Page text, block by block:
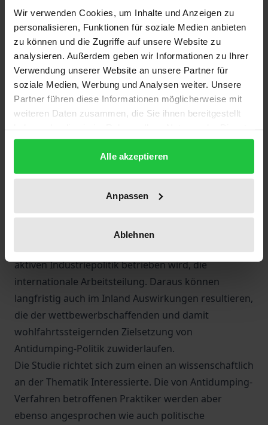
Wir verwenden Cookies, um Inhalte und Anzeigen zu
personalisieren, Funktionen für soziale Medien anbieten
zu können und die Zugriffe auf unsere Website zu
analysieren. Außerdem geben wir Informationen zu Ihrer
Verwendung unserer Website an unsere Partner für
soziale Medien, Werbung und Analysen weiter. Unsere
Partner führen diese Informationen möglicherweise mit
weiteren Daten zusammen, die Sie ihnen bereitgestellt
gesammelt haben.
Alle akzeptieren
Anpassen
Ablehnen
Antidumping-Verfahren weltweit dramatisch an. Die
Verfahren richten sich vermehrt gegen
Unternehmen aus ehemaligen Schwellenländern,
die im internationalen Wettbewerb mittlerweile Fuß
gefaßt haben.
Vor diesem Hintergrund zeigt die Autorin die
ökonomische Brisanz des handelspolitischen
am Beispiel der europäischen Antidumping-Politik,
daß konstituierende wettbewerbspolitische
Grundsätze international zunehmend in den
Hintergrund gedrängt werden. Im Gegensatz zur
ökonomischen Rationalität behindert Antidumping-
aktiven Industriepolitik betrieben wird, die
internationale Arbeitsteilung. Daraus können
langfristig auch im Inland Auswirkungen resultieren,
die der wettbewerbschaffenden und damit
wohlfahrtssteigernden Zielsetzung von
Antidumping-Politik zuwiderlaufen.
Die Studie richtet sich zum einen an wissenschaftlich
an der Thematik Interessierte. Die von Antidumping-
Verfahren betroffenen Praktiker werden aber
ebenso angesprochen wie auch politische